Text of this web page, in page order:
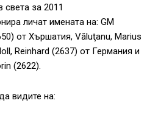
света за 2011
личат имената на: GM
от Хършатия, Văluţanu, Marius
Reinhard (2637) от Германия и
(2622).
видите на: